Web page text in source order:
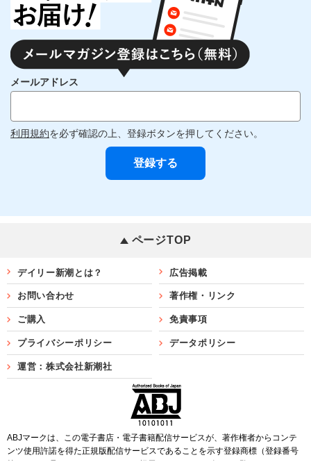
メールアドレス
利用規約を必ず確認の上、登録ボタンを押してください。
ページTOP
デイリー新潮とは？ 広告掲載
お問い合わせ 著作権・リンク
ご購入 免責事項
プライバシーポリシー データポリシー
運営：株式会社新潮社
ABJマークは、この電子書店・電子書籍配信サービスが、著作権者からコンテ
ンツ使用許諾を得た正規版配信サービスであることを示す登録商標（登録番号